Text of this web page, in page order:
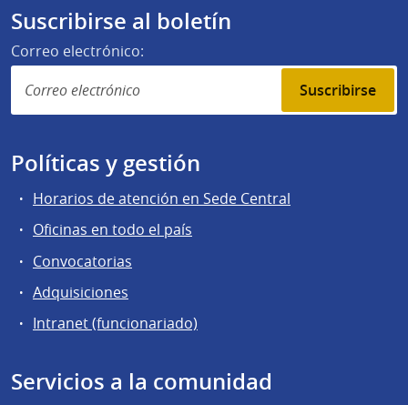
Suscribirse al boletín
Correo electrónico:
Suscribirse
Políticas y gestión
Horarios de atención en Sede Central
Oficinas en todo el país
Convocatorias
Adquisiciones
Intranet (funcionariado)
Servicios a la comunidad